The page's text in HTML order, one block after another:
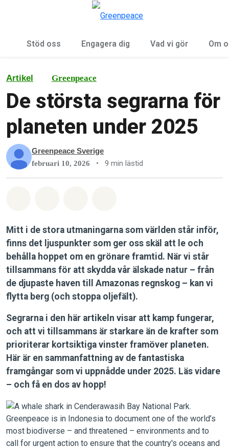
Stöd oss Engagera dig Vad vi gör Om
Artikel Greenpeace
De största segrarna för
planeten under 2025
Greenpeace Sverige
februari 10, 2026 • 9 min lästid
Mitt i de stora utmaningarna som världen står inför,
finns det ljuspunkter som ger oss skäl att le och
behålla hoppet om en grönare framtid. När vi står
tillsammans för att skydda vår älskade natur – från
de djupaste haven till Amazonas regnskog – kan vi
flytta berg (och stoppa oljefält).
Segrarna i den här artikeln visar att kamp fungerar,
och att vi tillsammans är starkare än de krafter som
prioriterar kortsiktiga vinster framöver planeten.
Här är en sammanfattning av de fantastiska
framgångar som vi uppnådde under 2025. Läs vidare
– och få en dos av hopp!